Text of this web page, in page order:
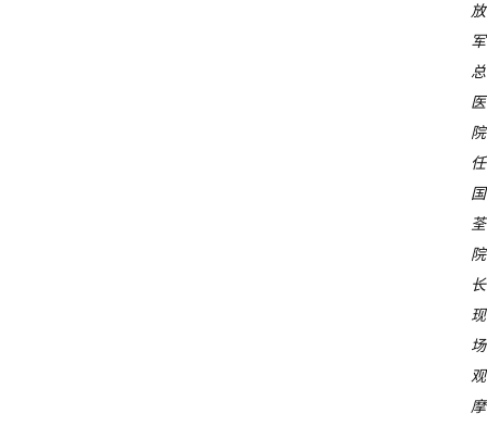
放
军
总
医
院
任
国
荃
院
长
现
场
观
摩